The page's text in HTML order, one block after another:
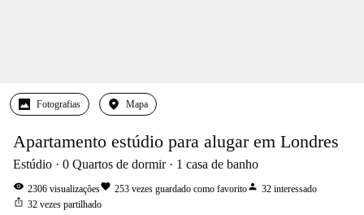
Fotografias Mapa
Apartamento estúdio para alugar em Londres
Estúdio 0 Quartos de dormir 1 casa de banho
visibility 2306 visualizaçõesfavorite 253 vezes guardado como favoritoperson 32 interessado
ios_share 32 vezes partilhado